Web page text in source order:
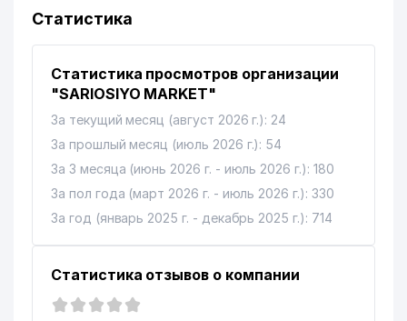
Статистика
Статистика просмотров организации
"SARIOSIYO MARKET"
За текущий месяц (август 2026 г.): 24
За прошлый месяц (июль 2026 г.): 54
За 3 месяца (июнь 2026 г. - июль 2026 г.): 180
За пол года (март 2026 г. - июль 2026 г.): 330
За год (январь 2025 г. - декабрь 2025 г.): 714
Статистика отзывов о компании